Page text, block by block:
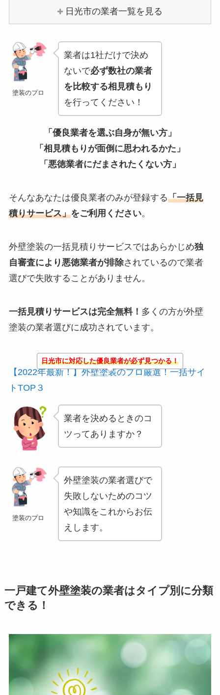
日光市の業者一覧を見る
塗装のプロ
業者は1社だけで決め
ないで必ず数社の業者
を比較する相見積もり
を行ってください！
「優良業者を選ぶ自身が無い方」
「相見積もりが面倒に思われるかた」
「悪徳業者にだまされたくない方」
そんなあなたは優良業者のみが登録する「一括見
積りサービス」をご利用ください。
外壁塗装の一括見積りサービスではあらかじめ独
自審査により悪徳業者が排除されているので業者
選びで失敗することがありません。
一括見積りサービスは完全無料！ 多くの方が外壁
塗装の業者選びに成功されています。
日光市に対応した優良業者が必ず見つかる！
【2022年最新！】外壁塗装のプロ厳選！一括サイ
トTOP３
業者を決めるときのコ
ツってありますか？
塗装のプロ
外壁塗装の業者選びで
失敗しないためのコツ
や知識をこれからお伝
えします。
一戸建て外壁塗装の業者はタイプ別に分類
できる！